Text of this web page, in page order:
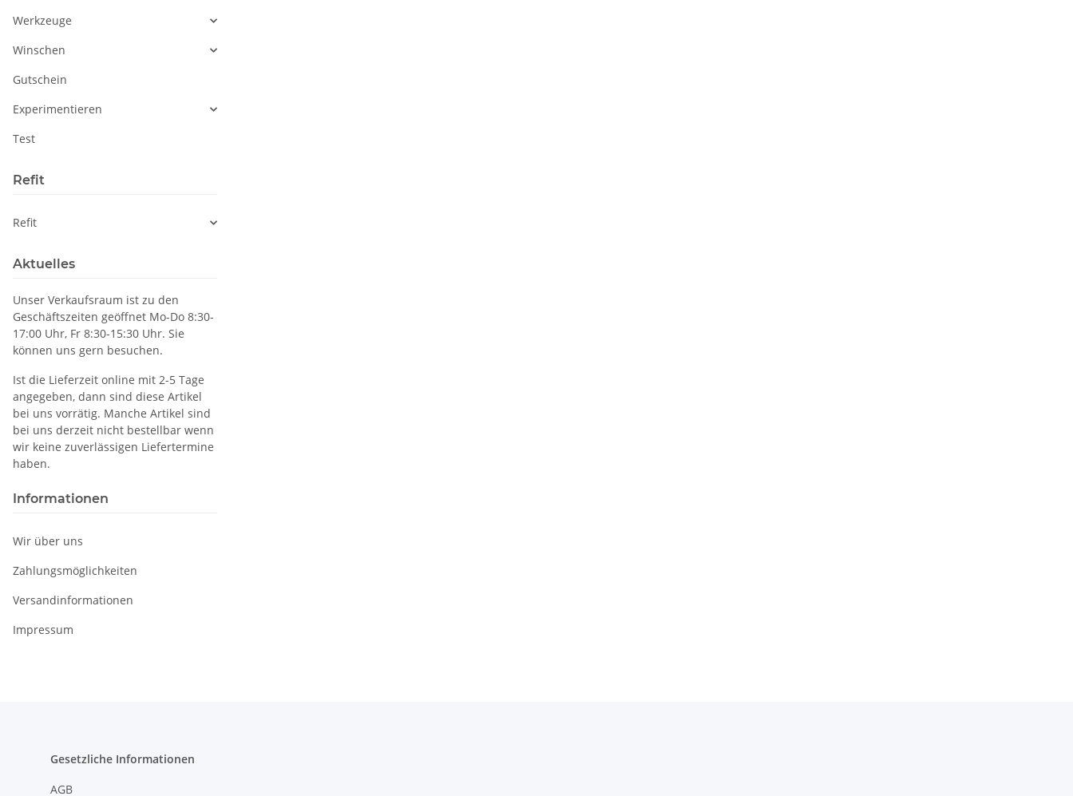
Werkzeuge
Winschen
Gutschein
Experimentieren
Test
Refit
Refit
Aktuelles
Unser Verkaufsraum ist zu den
Geschäftszeiten geöffnet Mo-Do 8:30-
17:00 Uhr, Fr 8:30-15:30 Uhr. Sie
können uns gern besuchen.
Ist die Lieferzeit online mit 2-5 Tage
angegeben, dann sind diese Artikel
bei uns vorrätig. Manche Artikel sind
bei uns derzeit nicht bestellbar wenn
wir keine zuverlässigen Liefertermine
haben.
Informationen
Wir über uns
Zahlungsmöglichkeiten
Versandinformationen
Impressum
Gesetzliche Informationen
AGB